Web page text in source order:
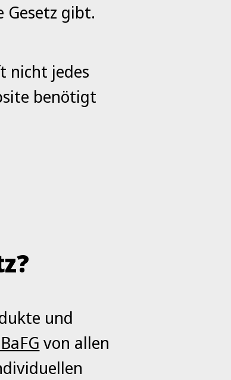
Gesetz gibt.
nicht jedes
benötigt
und
von allen